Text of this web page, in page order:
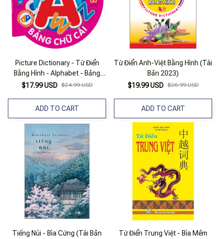
Picture Dictionary - Từ Điển
Bằng Hình - Alphabet - Bảng
Chữ Cái - Bìa Cứng (Tái Bản
$17.99 USD $24.99 USD
ADD TO CART
Từ Điển Anh-Việt Bằng Hình (Tái
Bản 2023)
$19.99 USD $26.99 USD
ADD TO CART
Tiếng Núi - Bìa Cứng (Tái Bản
Từ Điển Trung Việt - Bìa Mềm